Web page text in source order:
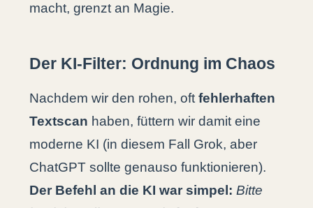
macht, grenzt an Magie.
Der KI-Filter: Ordnung im Chaos
Nachdem wir den rohen, oft fehlerhaften
Textscan haben, füttern wir damit eine
moderne KI (in diesem Fall Grok, aber
ChatGPT sollte genauso funktionieren).
Der Befehl an die KI war simpel: Bitte